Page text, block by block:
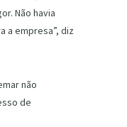
Não havia
a empresa”, diz
não
de